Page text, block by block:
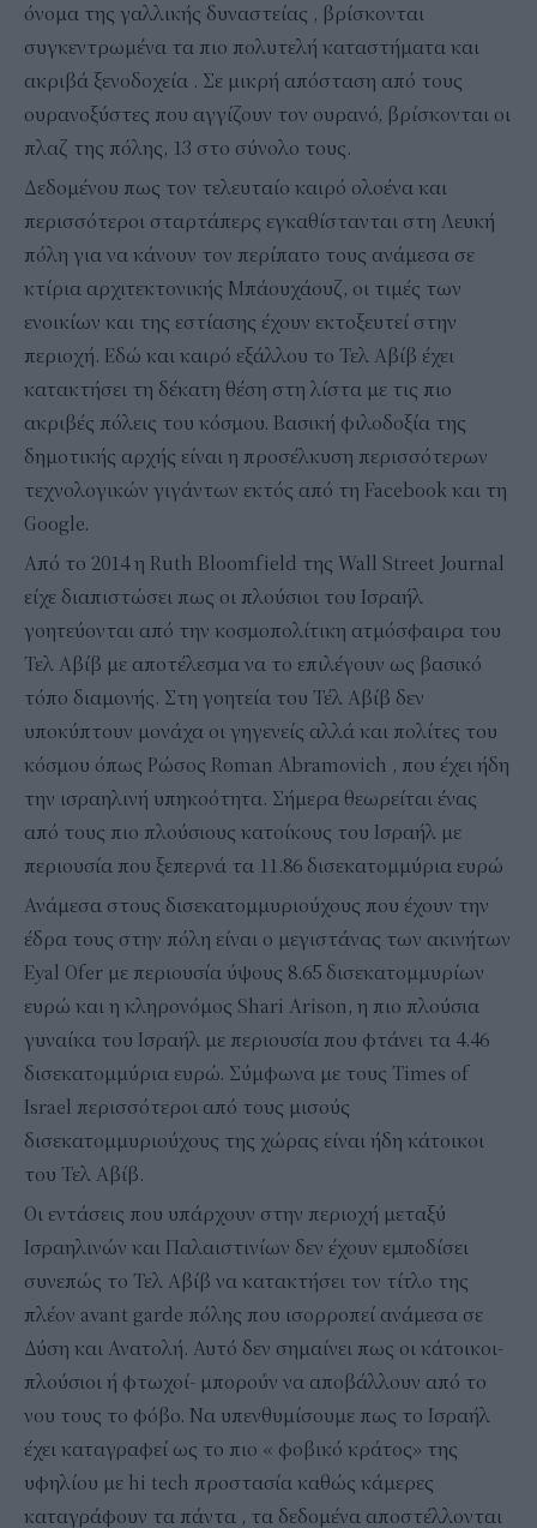
όνομα της γαλλικής δυναστείας , βρίσκονται
συγκεντρωμένα τα πιο πολυτελή καταστήματα και
ακριβά ξενοδοχεία . Σε μικρή απόσταση από τους
ουρανοξύστες που αγγίζουν τον ουρανό, βρίσκονται οι
πλαζ της πόλης, 13 στο σύνολο τους.
Δεδομένου πως τον τελευταίο καιρό ολοένα και
περισσότεροι σταρτάπερς εγκαθίστανται στη Λευκή
πόλη για να κάνουν τον περίπατο τους ανάμεσα σε
κτίρια αρχιτεκτονικής Μπάουχάουζ, οι τιμές των
ενοικίων και της εστίασης έχουν εκτοξευτεί στην
περιοχή. Εδώ και καιρό εξάλλου το Τελ Αβίβ έχει
κατακτήσει τη δέκατη θέση στη λίστα με τις πιο
ακριβές πόλεις του κόσμου. Βασική φιλοδοξία της
δημοτικής αρχής είναι η προσέλκυση περισσότερων
τεχνολογικών γιγάντων εκτός από τη Facebook και τη
Google.
Από το 2014 η Ruth Bloomfield της Wall Street Journal
είχε διαπιστώσει πως οι πλούσιοι του Ισραήλ
γοητεύονται από την κοσμοπολίτικη ατμόσφαιρα του
Τελ Αβίβ με αποτέλεσμα να το επιλέγουν ως βασικό
τόπο διαμονής. Στη γοητεία του Τέλ Αβίβ δεν
υποκύπτουν μονάχα οι γηγενείς αλλά και πολίτες του
κόσμου όπως Ρώσος Roman Abramovich , που έχει ήδη
την ισραηλινή υπηκοότητα. Σήμερα θεωρείται ένας
από τους πιο πλούσιους κατοίκους του Ισραήλ με
περιουσία που ξεπερνά τα 11.86 δισεκατομμύρια ευρώ
Ανάμεσα στους δισεκατομμυριούχους που έχουν την
έδρα τους στην πόλη είναι ο μεγιστάνας των ακινήτων
Eyal Ofer με περιουσία ύψους 8.65 δισεκατομμυρίων
ευρώ και η κληρονόμος Shari Arison, η πιο πλούσια
γυναίκα του Ισραήλ με περιουσία που φτάνει τα 4.46
δισεκατομμύρια ευρώ. Σύμφωνα με τους Times of
Israel περισσότεροι από τους μισούς
δισεκατομμυριούχους της χώρας είναι ήδη κάτοικοι
του Τελ Αβίβ.
Οι εντάσεις που υπάρχουν στην περιοχή μεταξύ
Ισραηλινών και Παλαιστινίων δεν έχουν εμποδίσει
συνεπώς το Τελ Αβίβ να κατακτήσει τον τίτλο της
πλέον avant garde πόλης που ισορροπεί ανάμεσα σε
Δύση και Ανατολή. Αυτό δεν σημαίνει πως οι κάτοικοι-
πλούσιοι ή φτωχοί- μπορούν να αποβάλλουν από το
νου τους το φόβο. Να υπενθυμίσουμε πως το Ισραήλ
έχει καταγραφεί ως το πιο « φοβικό κράτος» της
υφηλίου με hi tech προστασία καθώς κάμερες
καταγράφουν τα πάντα , τα δεδομένα αποστέλλονται